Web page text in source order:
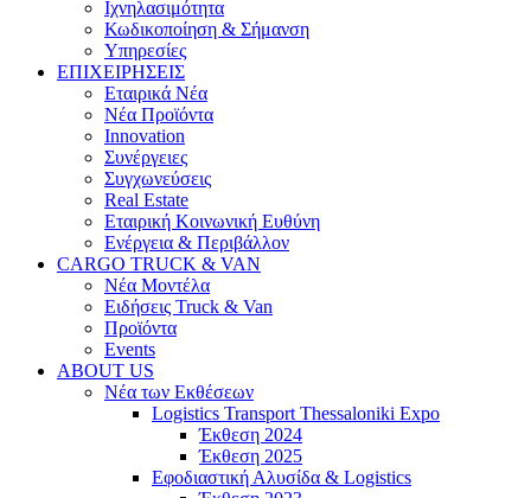
Ιχνηλασιμότητα
Κωδικοποίηση & Σήμανση
Υπηρεσίες
ΕΠΙΧΕΙΡΗΣΕΙΣ
Εταιρικά Νέα
Νέα Προϊόντα
Innovation
Συνέργειες
Συγχωνεύσεις
Real Estate
Εταιρική Κοινωνική Ευθύνη
Ενέργεια & Περιβάλλον
CARGO TRUCK & VAN
Νέα Μοντέλα
Ειδήσεις Truck & Van
Προϊόντα
Events
ABOUT US
Νέα των Εκθέσεων
Logistics Transport Thessaloniki Expo
Έκθεση 2024
Έκθεση 2025
Εφοδιαστική Αλυσίδα & Logistics